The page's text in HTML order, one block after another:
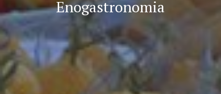
Enogastronomia